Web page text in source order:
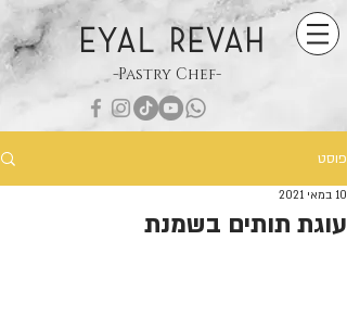
EYAL REVAH
-Pastry Chef-
פוסט
עוגת תותים בשמנת
10 במאי 2021